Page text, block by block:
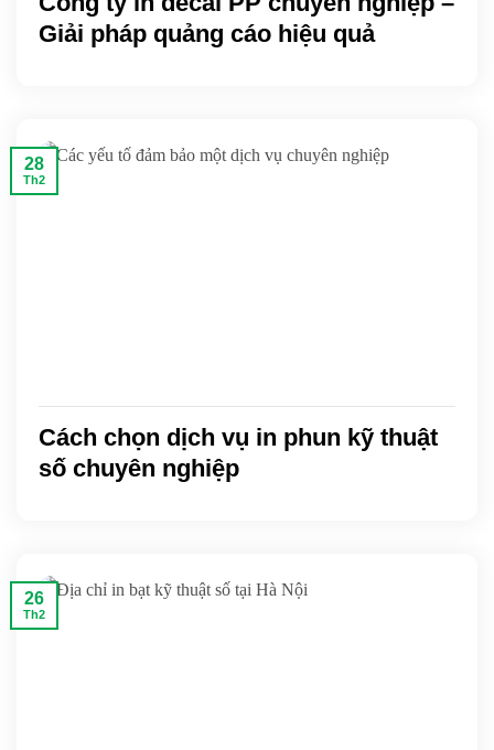
Giải pháp quảng cáo hiệu quả
Cách chọn dịch vụ in phun kỹ thuật
số chuyên nghiệp
28
Th2
26
Th2